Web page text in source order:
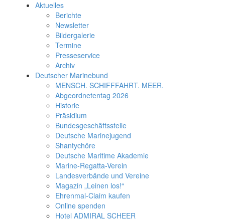
Aktuelles
Berichte
Newsletter
Bildergalerie
Termine
Presseservice
Archiv
Deutscher Marinebund
MENSCH. SCHIFFFAHRT. MEER.
Abgeordnetentag 2026
Historie
Präsidium
Bundesgeschäftsstelle
Deutsche Marinejugend
Shantychöre
Deutsche Maritime Akademie
Marine-Regatta-Verein
Landesverbände und Vereine
Magazin „Leinen los!“
Ehrenmal-Claim kaufen
Online spenden
Hotel ADMIRAL SCHEER